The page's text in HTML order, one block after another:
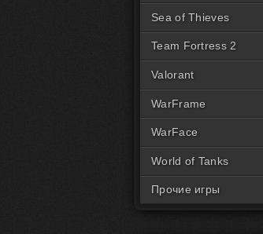
Читы на Rust Steam
Читы на Rust Пиратка
Sea of Thieves
Team Fortress 2
Valorant
WarFrame
WarFace
World of Tanks
Прочие игры